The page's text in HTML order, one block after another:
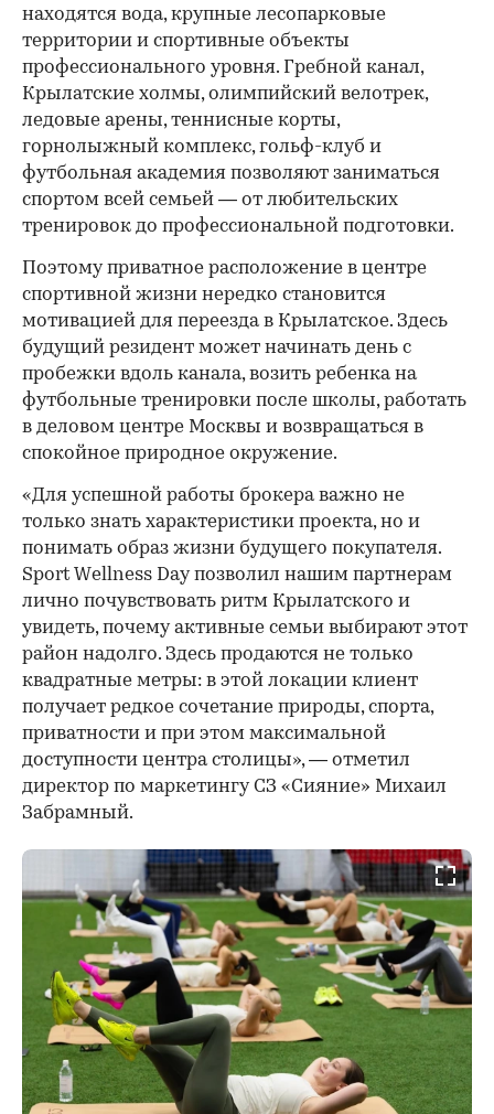
находятся вода, крупные лесопарковые
территории и спортивные объекты
профессионального уровня. Гребной канал,
Крылатские холмы, олимпийский велотрек,
ледовые арены, теннисные корты,
горнолыжный комплекс, гольф-клуб и
футбольная академия позволяют заниматься
спортом всей семьей — от любительских
тренировок до профессиональной подготовки.
Поэтому приватное расположение в центре
спортивной жизни нередко становится
мотивацией для переезда в Крылатское. Здесь
будущий резидент может начинать день с
пробежки вдоль канала, возить ребенка на
футбольные тренировки после школы, работать
в деловом центре Москвы и возвращаться в
спокойное природное окружение.
«Для успешной работы брокера важно не
только знать характеристики проекта, но и
понимать образ жизни будущего покупателя.
Sport Wellness Day позволил нашим партнерам
лично почувствовать ритм Крылатского и
увидеть, почему активные семьи выбирают этот
район надолго. Здесь продаются не только
квадратные метры: в этой локации клиент
получает редкое сочетание природы, спорта,
приватности и при этом максимальной
доступности центра столицы», — отметил
директор по маркетингу СЗ «Сияние» Михаил
Забрамный.